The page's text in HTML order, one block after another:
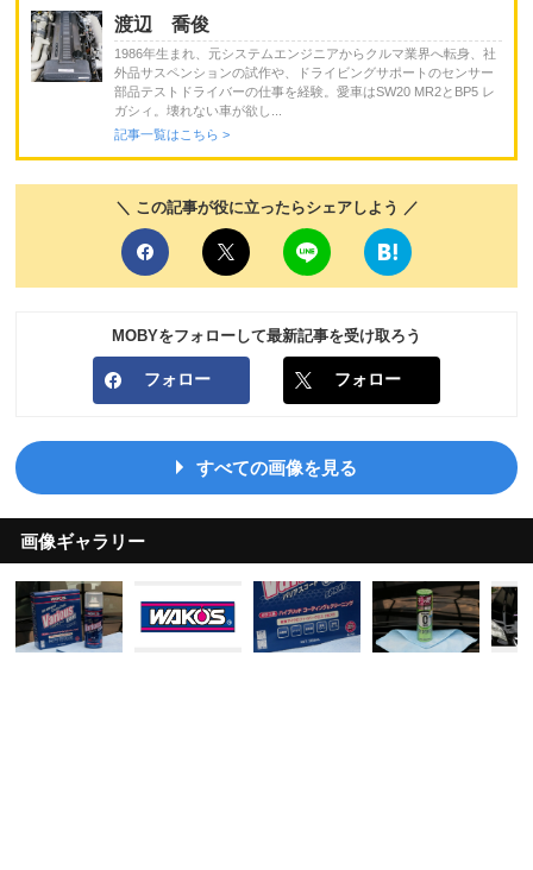
渡辺 喬俊
1986年生まれ、元システムエンジニアからクルマ業界へ転身、社
外品サスペンションの試作や、ドライビングサポートのセンサー
部品テストドライバーの仕事を経験。愛車はSW20 MR2とBP5 レ
ガシィ。壊れない車が欲し...
記事一覧はこちら >
＼ この記事が役に立ったらシェアしよう ／
MOBYをフォローして最新記事を受け取ろう
フォロー フォロー
すべての画像を見る
画像ギャラリー